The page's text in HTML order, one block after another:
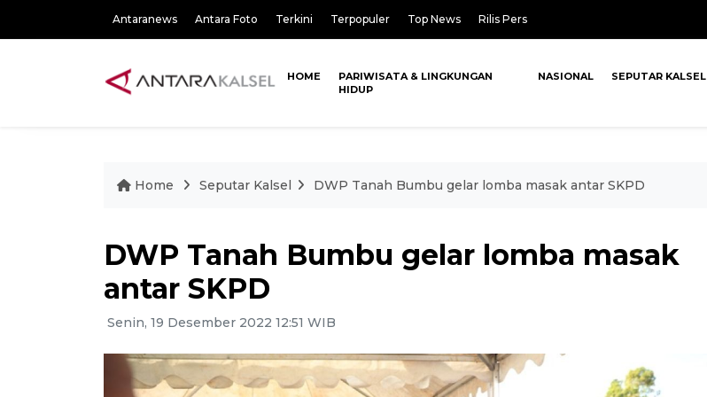
Antaranews Antara Foto Terkini Terpopuler Top News Rilis Pers
HOME
PARIWISATA & LINGKUNGAN
HIDUP
NASIONAL SEPUTAR KALSEL
Home Seputar Kalsel DWP Tanah Bumbu gelar lomba masak antar SKPD
DWP Tanah Bumbu gelar lomba masak
antar SKPD
Senin, 19 Desember 2022 12:51 WIB